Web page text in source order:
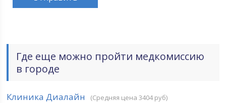
Где еще можно пройти медкомиссию
в городе
Клиника Диалайн (Средняя цена 3404 руб)